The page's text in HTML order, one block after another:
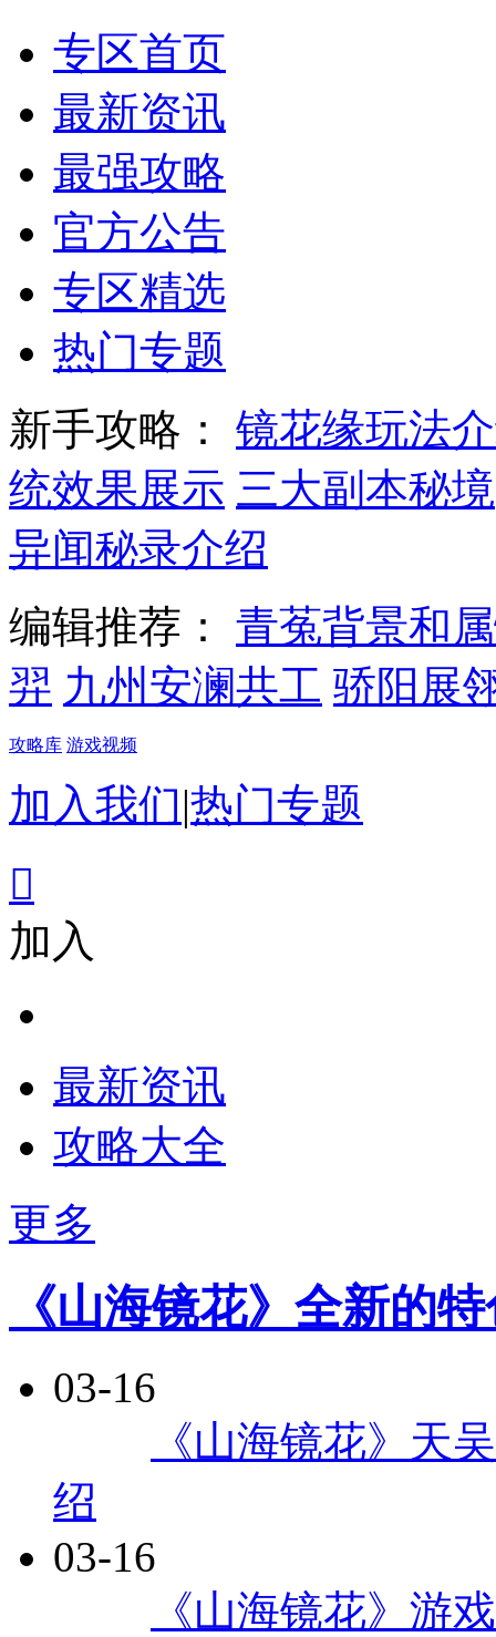
专区首页
最新资讯
最强攻略
官方公告
专区精选
热门专题
新手攻略：
镜花缘玩法
统效果展示 三大副本秘境
异闻秘录介绍
编辑推荐：
青菟背景和
羿 九州安澜共工 骄阳展
攻略库 游戏视频
加入我们|热门专题

加入
最新资讯
攻略大全
更多
《山海镜花》全新的
03-16
《山海镜花》天
绍
03-16
《山海镜花》游